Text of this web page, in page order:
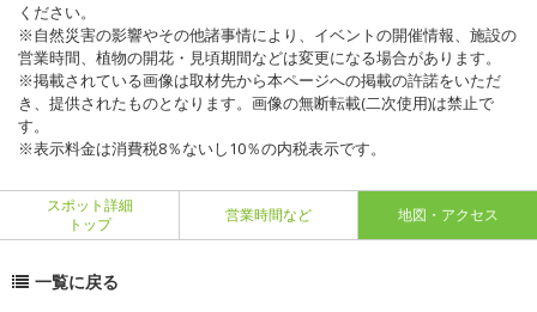
ください。
※自然災害の影響やその他諸事情により、イベントの開催情報、施設の
営業時間、植物の開花・見頃期間などは変更になる場合があります。
※掲載されている画像は取材先から本ページへの掲載の許諾をいただ
き、提供されたものとなります。画像の無断転載(二次使用)は禁止で
す。
※表示料金は消費税8％ないし10％の内税表示です。
スポット詳細
トップ
営業時間など 地図・アクセス
一覧に戻る